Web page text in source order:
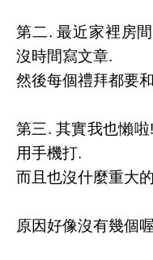
第二. 最近家裡房
沒時間寫文章.
然後每個禮拜都要
第三. 其實我也懶
用手機打.
而且也沒什麼重大
原因好像沒有幾個